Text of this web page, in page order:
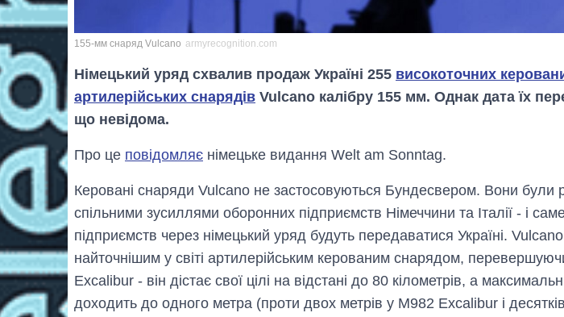
155-мм снаряд Vulcano armyrecognition.com
Німецький уряд схвалив продаж Україні 255 високоточних
артилерійських снарядів Vulcano калібру 155 мм. Однак дата їх
що невідома.
Про це повідомляє німецьке видання Welt am Sonntag.
Керовані снаряди Vulcano не застосовуються Бундесвером. Вони були
спільними зусиллями оборонних підприємств Німеччини та Італії - і
підприємств через німецький уряд будуть передаватися Україні.
найточнішим у світі артилерійським керованим снарядом,
Excalibur - він дістає свої цілі на відстані до 80 кілометрів, а
доходить до одного метра (проти двох метрів у М982 Excalibur і